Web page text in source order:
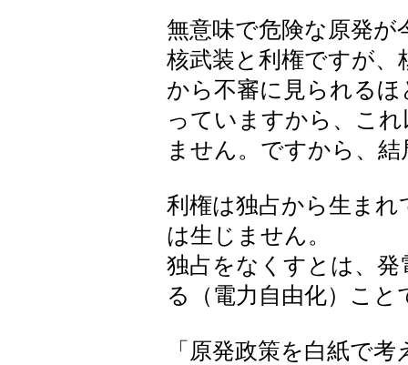
無意味で危険な原発
核武装と利権ですが
から不審に見られる
っていますから、こ
ません。ですから、
利権は独占から生ま
は生じません。
独占をなくすとは、
る（電力自由化）こと
「原発政策を白紙で